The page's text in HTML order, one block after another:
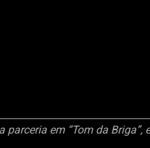
em “Tom da Briga”,